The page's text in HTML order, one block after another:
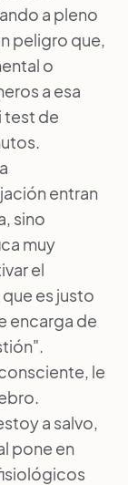
a pleno
peligro que,
o
a esa
test de
entran
sino
muy
el
que es justo
encarga de
le
a salvo,
pone en